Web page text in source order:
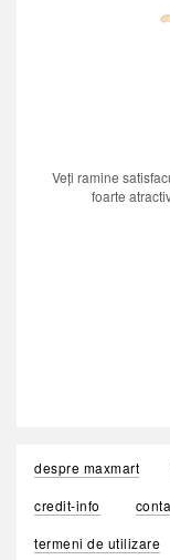
Veți ramine
foarte
despre maxmart
credit-info
termeni de utilizare